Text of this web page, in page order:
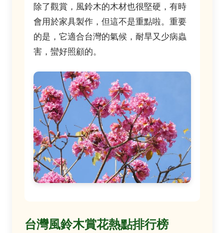
除了觀賞，風鈴木的木材也很堅硬，有時
會用於家具製作，但這不是重點啦。重要
的是，它適合台灣的氣候，耐旱又少病蟲
害，蠻好照顧的。
台灣風鈴木賞花熱點排行榜